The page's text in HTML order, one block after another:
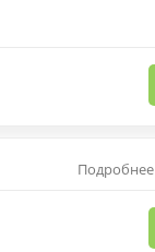
Подробнее